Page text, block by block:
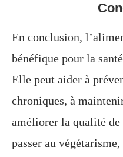
En conclusion,
bénéfique pour la
Elle peut aider à
chroniques, à
améliorer la qualité de
passer au